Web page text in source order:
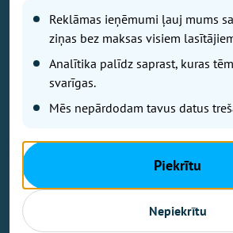
Izdevējs: SIA "Ogres Balss".
Juridiskā adrese: Lāčplēša iela 24
Ētikas kodeks
Autortiesības
Kontakti
Reklāma
Reklāmas ieņēmumi ļauj mums
ziņas bez maksas visiem
Analītika palīdz saprast, kuras
svarīgas.
Mēs nepārdodam tavus datus
Piekrītu
Nepiekrītu